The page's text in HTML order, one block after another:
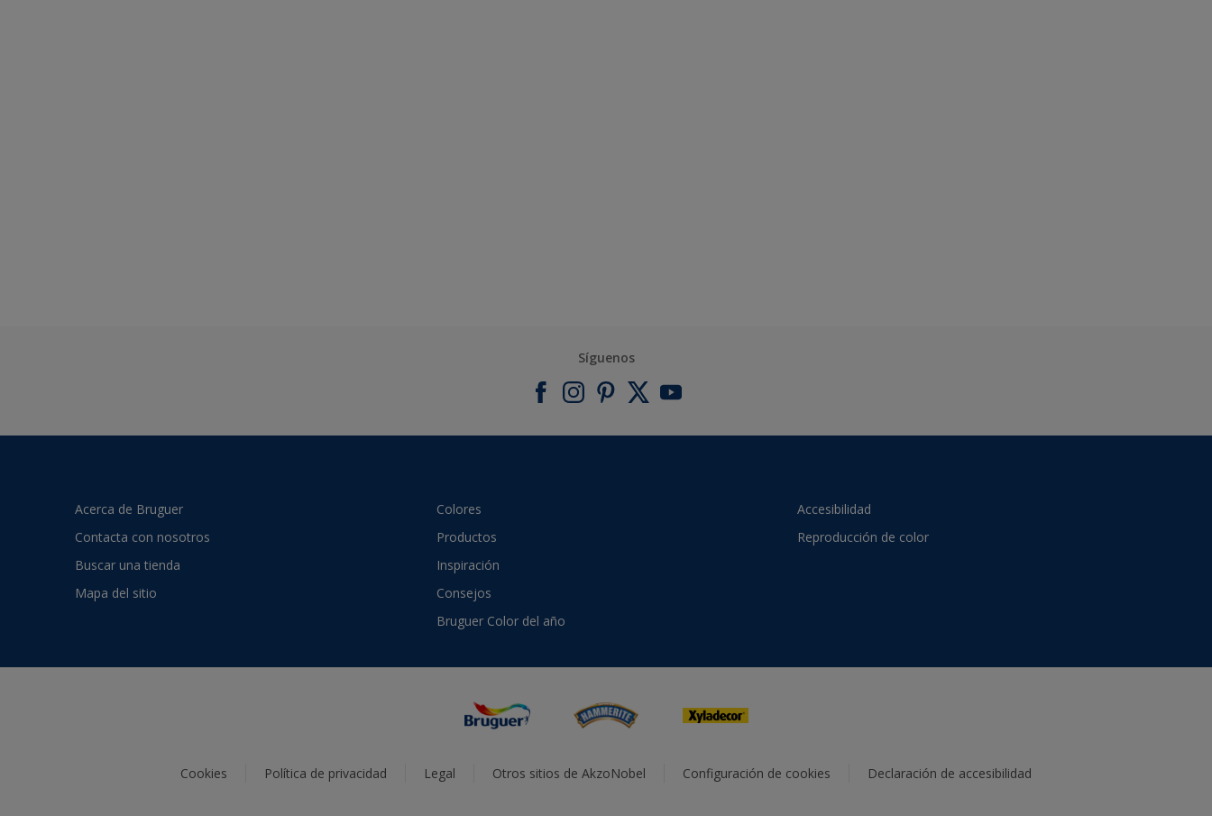
Síguenos
Acerca de Bruguer
Contacta con nosotros
Buscar una tienda
Mapa del sitio
Colores
Productos
Inspiración
Consejos
Bruguer Color del año
Accesibilidad
Reproducción de color
Cookies Política de privacidad Legal Otros sitios de AkzoNobel Configuración de cookies Declaración de accesibilidad